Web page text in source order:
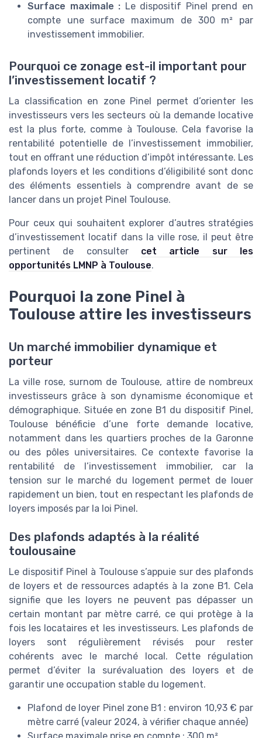
Surface maximale : Le dispositif Pinel prend en
compte une surface maximum de 300 m² par
investissement immobilier.
Pourquoi ce zonage est-il important pour
l’investissement locatif ?
La classification en zone Pinel permet d’orienter les
investisseurs vers les secteurs où la demande locative
est la plus forte, comme à Toulouse. Cela favorise la
rentabilité potentielle de l’investissement immobilier,
tout en offrant une réduction d’impôt intéressante. Les
plafonds loyers et les conditions d’éligibilité sont donc
des éléments essentiels à comprendre avant de se
lancer dans un projet Pinel Toulouse.
Pour ceux qui souhaitent explorer d’autres stratégies
d’investissement locatif dans la ville rose, il peut être
pertinent de consulter cet article sur les
opportunités LMNP à Toulouse.
Pourquoi la zone Pinel à
Toulouse attire les investisseurs
Un marché immobilier dynamique et
porteur
La ville rose, surnom de Toulouse, attire de nombreux
investisseurs grâce à son dynamisme économique et
démographique. Située en zone B1 du dispositif Pinel,
Toulouse bénéficie d’une forte demande locative,
notamment dans les quartiers proches de la Garonne
ou des pôles universitaires. Ce contexte favorise la
rentabilité de l’investissement immobilier, car la
tension sur le marché du logement permet de louer
rapidement un bien, tout en respectant les plafonds de
loyers imposés par la loi Pinel.
Des plafonds adaptés à la réalité
toulousaine
Le dispositif Pinel à Toulouse s’appuie sur des plafonds
de loyers et de ressources adaptés à la zone B1. Cela
signifie que les loyers ne peuvent pas dépasser un
certain montant par mètre carré, ce qui protège à la
fois les locataires et les investisseurs. Les plafonds de
loyers sont régulièrement révisés pour rester
cohérents avec le marché local. Cette régulation
permet d’éviter la surévaluation des loyers et de
garantir une occupation stable du logement.
Plafond de loyer Pinel zone B1 : environ 10,93 € par
mètre carré (valeur 2024, à vérifier chaque année)